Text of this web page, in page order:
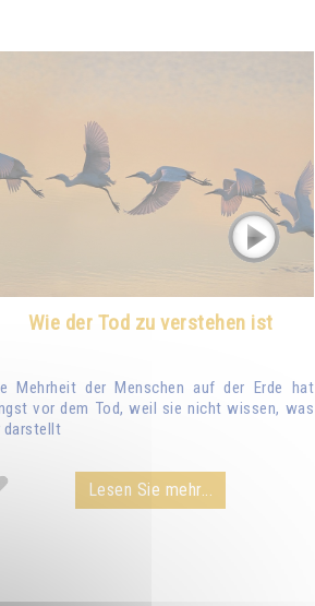
Wie der Tod zu verstehen ist
Mehrheit der Menschen auf der Erde hat
vor dem Tod, weil sie nicht wissen, was
darstellt
Lesen Sie mehr...